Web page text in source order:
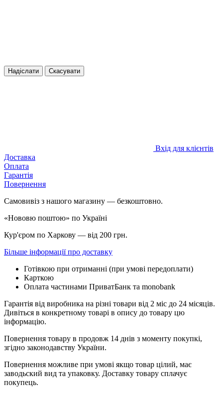
Надіслати Скасувати
Вхід для клієнтів
Доставка
Оплата
Гарантія
Повернення
Самовивіз з нашого магазину — безкоштовно.
«Нововю поштою» по Україні
Кур'єром по Харкову — від 200 грн.
Більше інформації про доставку
Готівкою при отриманні (при умові передоплати)
Карткою
Оплата частинами ПриватБанк та monobank
Гарантія від виробника на різні товари від 2 міс до 24 місяців.
Дивіться в конкретному товарі в опису до товару цю
інформацію.
Повернення товару в продовж 14 днів з моменту покупкі,
згідно законодавству України.
Повернення можливе при умові якщо товар цілий, має
заводьский вид та упаковку. Доставку товару сплачує
покупець.